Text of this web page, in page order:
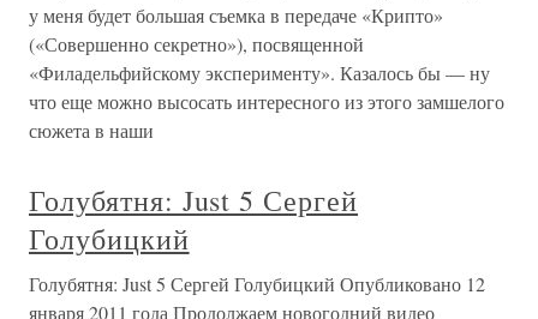
у меня будет большая съемка в передаче «Крипто»
(«Совершенно секретно»), посвященной
«Филадельфийскому эксперименту». Казалось бы — ну
что еще можно высосать интересного из этого замшелого
сюжета в наши
Голубятня: Just 5 Сергей
Голубицкий
Голубятня: Just 5 Сергей Голубицкий Опубликовано 12
января 2011 года Продолжаем новогодний видео